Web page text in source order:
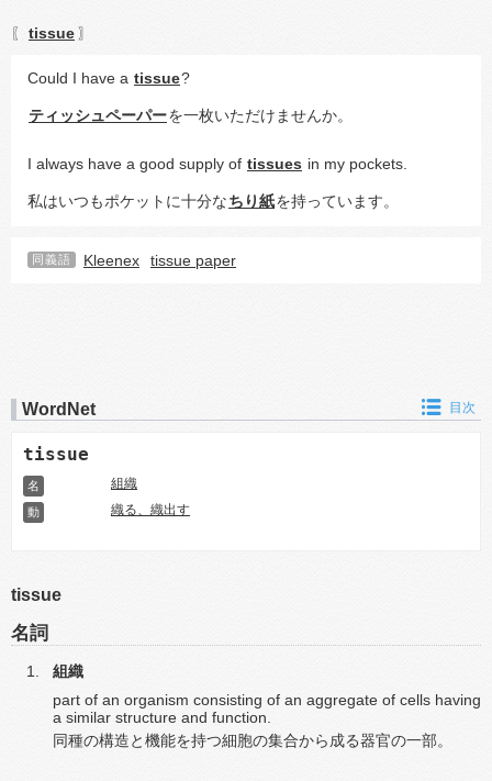
〖 tissue 〗
Could I have a tissue?
ティッシュペーパーを一枚いただけませんか。
I always have a good supply of tissues in my pockets.
私はいつもポケットに十分なちり紙を持っています。
同義語 Kleenex tissue paper
WordNet 目次
tissue
名 組織
動 織る、織出す
tissue
名詞
組織
part of an organism consisting of an aggregate of cells having
a similar structure and function.
同種の構造と機能を持つ細胞の集合から成る器官の一部。